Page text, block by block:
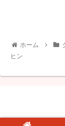
ホーム
ヒン